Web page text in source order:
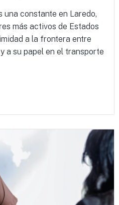
constante en Laredo,
más activos de Estados
a la frontera entre
a su papel en el transporte